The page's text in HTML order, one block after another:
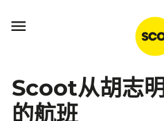

Scoot从胡志
的航班